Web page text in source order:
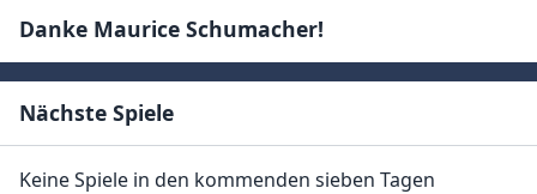
Danke Maurice Schumacher!
Nächste Spiele
Keine Spiele in den kommenden sieben Tagen